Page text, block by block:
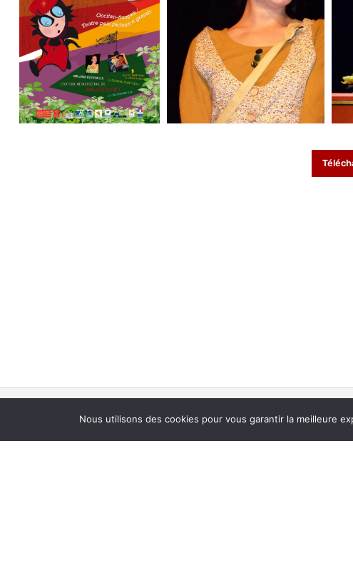
Nous utilisons des cookies pour vous garantir la meilleure